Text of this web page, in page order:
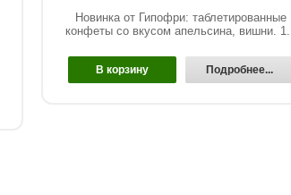
Новинка от Гипофри: таблетированные
конфеты со вкусом апельсина, вишни. 1...
В корзину Подробнее...